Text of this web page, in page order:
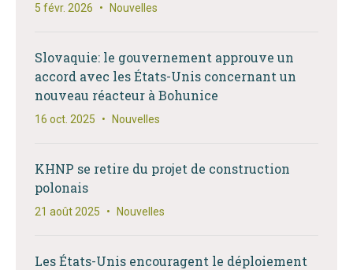
5 févr. 2026 • Nouvelles
Slovaquie: le gouvernement approuve un
accord avec les États-Unis concernant un
nouveau réacteur à Bohunice
16 oct. 2025 • Nouvelles
KHNP se retire du projet de construction
polonais
21 août 2025 • Nouvelles
Les États-Unis encouragent le déploiement